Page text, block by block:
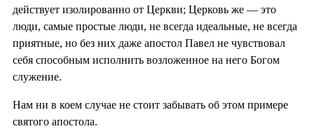
действует изолированно от Церкви; Церковь же — это
люди, самые простые люди, не всегда идеальные, не всегда
приятные, но без них даже апостол Павел не чувствовал
себя способным исполнить возложенное на него Богом
служение.
Нам ни в коем случае не стоит забывать об этом примере
святого апостола.